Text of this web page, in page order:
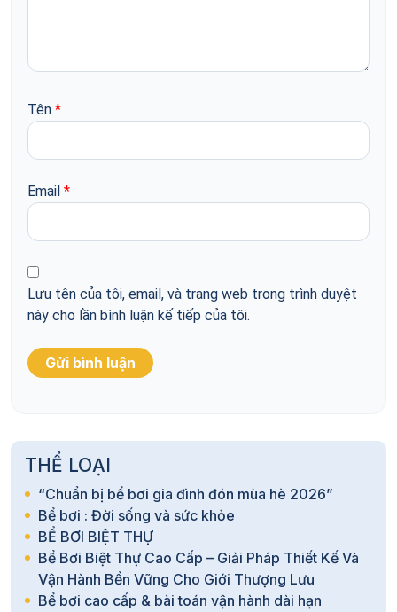
Tên *
Email *
Lưu tên của tôi, email, và trang web trong trình duyệt
này cho lần bình luận kế tiếp của tôi.
THỂ LOẠI
“Chuẩn bị bể bơi gia đình đón mùa hè 2026”
Bể bơi : Đời sống và sức khỏe
BỂ BƠI BIỆT THỰ
Bể Bơi Biệt Thự Cao Cấp – Giải Pháp Thiết Kế Và
Vận Hành Bền Vững Cho Giới Thượng Lưu
Bể bơi cao cấp & bài toán vận hành dài hạn